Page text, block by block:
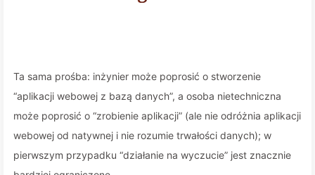
Ta sama prośba: inżynier może poprosić o stworzenie
“aplikacji webowej z bazą danych”, a osoba nietechniczna
może poprosić o “zrobienie aplikacji” (ale nie odróżnia aplikacji
webowej od natywnej i nie rozumie trwałości danych); w
pierwszym przypadku “działanie na wyczucie” jest znacznie